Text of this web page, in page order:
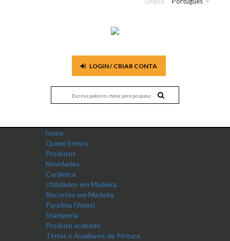
LOGIN / CRIAR CONTA
home
Quem Somos
Produtos
Novidades
Cerâmica
Utilidades em Madeira
Recortes em Madeira
Parafina (Velas)
Stamperia
Produto acabado
Tintas e Auxiliares de Pintura